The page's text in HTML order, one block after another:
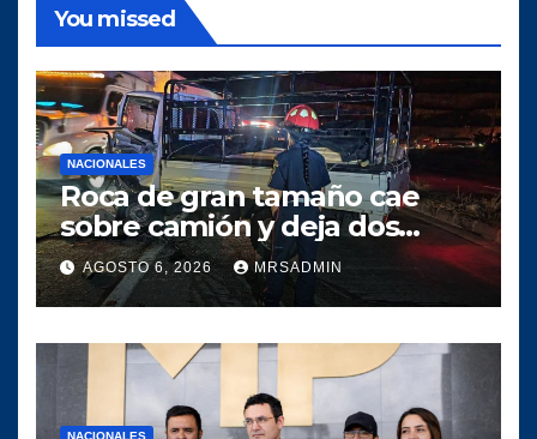
You missed
NACIONALES
Roca de gran tamaño cae
sobre camión y deja dos
heridos en ruta al Atlántico
AGOSTO 6, 2026 MRSADMIN
NACIONALES